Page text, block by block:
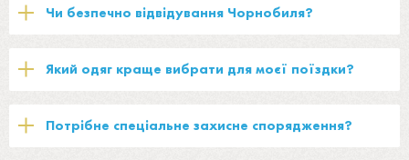
Чи безпечно відвідування Чорнобиля?
Який одяг краще вибрати для моєї поїздки?
Потрібне спеціальне захисне спорядження?